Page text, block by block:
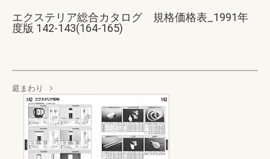
エクステリア総合カタログ 規格価格表_1991年
度版 142-143(164-165)
庭まわり